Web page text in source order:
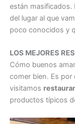
están masificados.
del lugar al que
poco conocidos y
LOS MEJORES
Cómo buenos
comer bien. Es por
visitamos
productos típicos